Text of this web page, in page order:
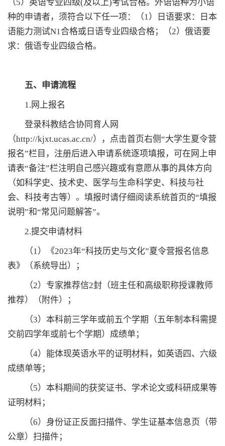
（5）英语专业四级(及以上)考试合格。外语语种为小语
种的申请者，须符合以下任一项：（1）日语要求：日本
语能力测试N1合格或日语专业四级合格；（2）俄语要
求：俄语专业四级合格。
五、申请流程
1.网上报名
登录科教结合协同育人网
（http://kjxt.ucas.ac.cn/），点击首页右侧“大学生夏令营
报名”栏目，注册后进入申请系统逐项填报，可在网上申
请表“备注”栏注明自己感兴趣或有意愿从事的具体方向
（如科学史、技术史、医学与生命科学史、科技与社
会、科技考古等）。填报时请仔细阅读系统首页的“填报
说明”和“常见问题解答”。
2.提交申请材料
（1）《2023年“科技历史与文化”夏令营报名信息
表》（系统导出）；
（2）专家推荐信2封（班主任和高级职称授课教师
推荐）（附件）；
（3）本科前三学年或前五个学期（五年制本科需提
交前四学年或前七个学期）成绩单；
（4）能体现英语水平的证明材料，如英语四、六级
成绩单等；
（5）本科期间的获奖证书、学术论文或科研成果等
证明材料；
（6）身份证正反面扫描件、学生证基本信息页（带
公章）扫描件；